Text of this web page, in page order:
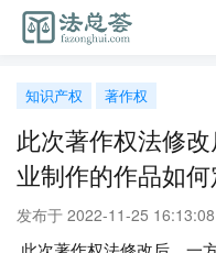
知识产权 著作权
此次著作权法修
业制作的作品如何
发布于 2022-11-25 16:13:08